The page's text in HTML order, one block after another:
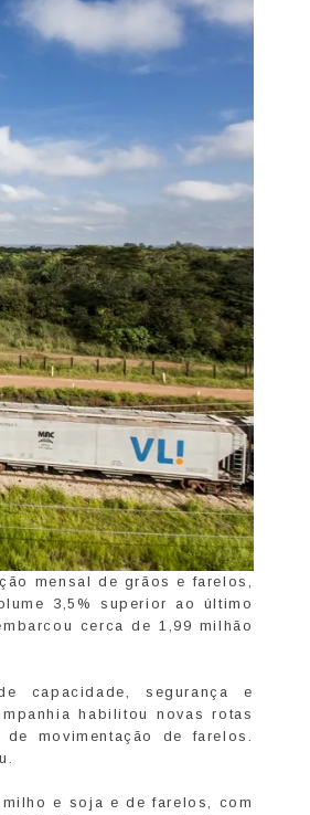
mensal de grãos e farelos,
3,5% superior ao último
cerca de 1,99 milhão
capacidade, segurança e
habilitou novas rotas
movimentação de farelos.
e soja e de farelos, com